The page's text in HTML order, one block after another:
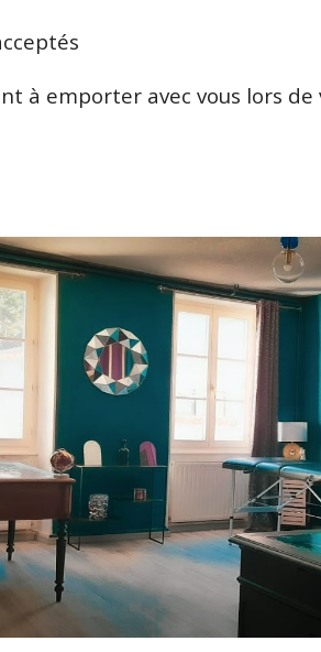
à emporter avec vous lors